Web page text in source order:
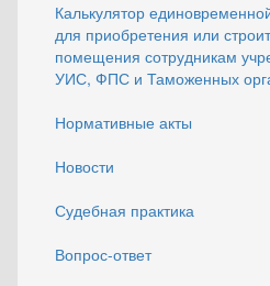
Калькулятор
для приобретения или
помещения сотрудникам
УИС, ФПС и Таможенных
Нормативные акты
Новости
Судебная практика
Вопрос-ответ